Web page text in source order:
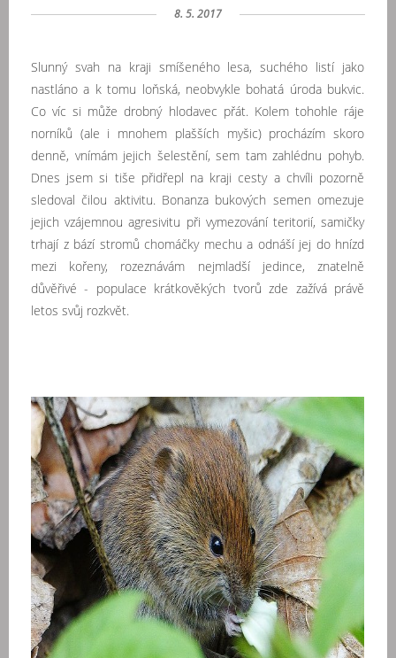
8. 5. 2017
Slunný svah na kraji smíšeného lesa, suchého listí jako
nastláno a k tomu loňská, neobvykle bohatá úroda bukvic.
Co víc si může drobný hlodavec přát. Kolem tohohle ráje
norníků (ale i mnohem plašších myšic) procházím skoro
denně, vnímám jejich šelestění, sem tam zahlédnu pohyb.
Dnes jsem si tiše přidřepl na kraji cesty a chvíli pozorně
sledoval čilou aktivitu. Bonanza bukových semen omezuje
jejich vzájemnou agresivitu při vymezování teritorií, samičky
trhají z bází stromů chomáčky mechu a odnáší jej do hnízd
mezi kořeny, rozeznávám nejmladší jedince, znatelně
důvěřivé - populace krátkověkých tvorů zde zažívá právě
letos svůj rozkvět.